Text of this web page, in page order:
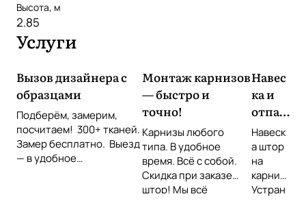
Высота, м
2.85
Услуги
Вызов дизайнера с
образцами
Подберём, замерим,
посчитаем! 300+ тканей.
Замер бесплатно. Выезд
— в удобное
Монтаж карнизов
— быстро и
точно!
Карнизы любого
типа. В удобное
время. Всё с собой.
Скидка при заказе
штор! Мы всё
Навес
ка и
отпар
ивани
е
штор
Навеск
а штор
на
карниз
Устран